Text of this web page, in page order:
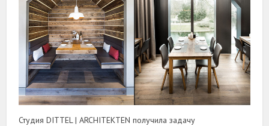
Студия DITTEL | ARCHITEKTEN получила задачу